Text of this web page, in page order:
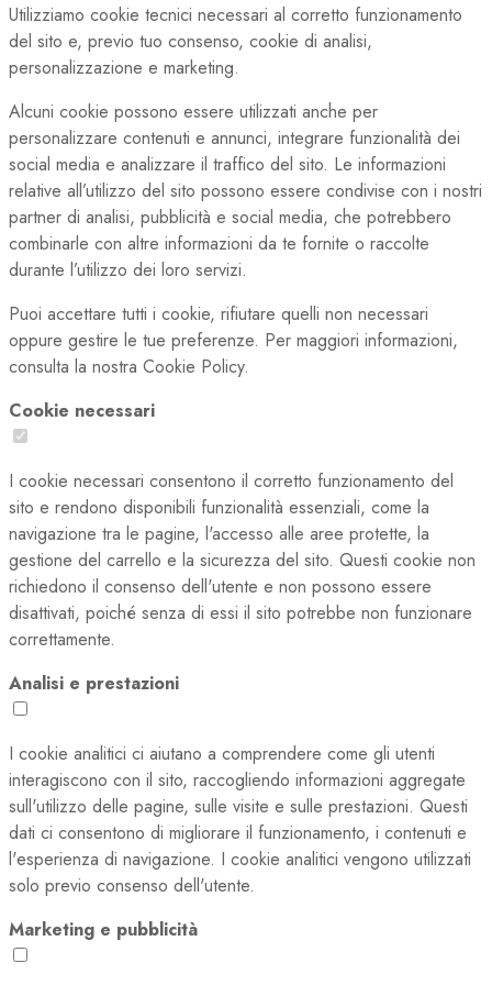
Utilizziamo cookie tecnici necessari al corretto funzionamento
del sito e, previo tuo consenso, cookie di analisi,
personalizzazione e marketing.
Alcuni cookie possono essere utilizzati anche per
personalizzare contenuti e annunci, integrare funzionalità dei
social media e analizzare il traffico del sito. Le informazioni
relative all’utilizzo del sito possono essere condivise con i nostri
partner di analisi, pubblicità e social media, che potrebbero
combinarle con altre informazioni da te fornite o raccolte
durante l’utilizzo dei loro servizi.
Puoi accettare tutti i cookie, rifiutare quelli non necessari
oppure gestire le tue preferenze. Per maggiori informazioni,
consulta la nostra Cookie Policy.
Cookie necessari
I cookie necessari consentono il corretto funzionamento del
sito e rendono disponibili funzionalità essenziali, come la
navigazione tra le pagine, l'accesso alle aree protette, la
gestione del carrello e la sicurezza del sito. Questi cookie non
richiedono il consenso dell'utente e non possono essere
disattivati, poiché senza di essi il sito potrebbe non funzionare
correttamente.
Analisi e prestazioni
I cookie analitici ci aiutano a comprendere come gli utenti
interagiscono con il sito, raccogliendo informazioni aggregate
sull'utilizzo delle pagine, sulle visite e sulle prestazioni. Questi
dati ci consentono di migliorare il funzionamento, i contenuti e
l'esperienza di navigazione. I cookie analitici vengono utilizzati
solo previo consenso dell'utente.
Marketing e pubblicità